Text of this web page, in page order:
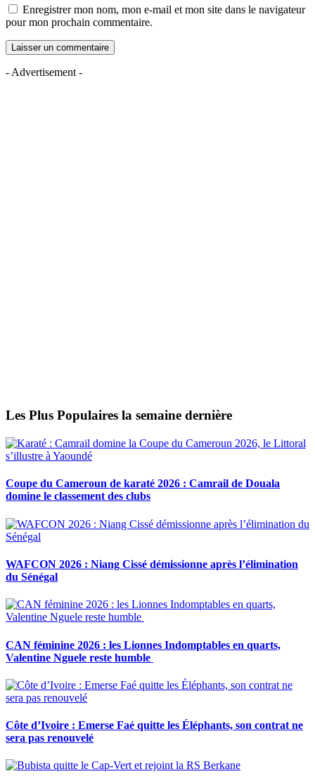
Enregistrer mon nom, mon e-mail et mon site dans le navigateur
pour mon prochain commentaire.
- Advertisement -
Les Plus Populaires la semaine dernière
Coupe du Cameroun de karaté 2026 : Camrail de Douala
domine le classement des clubs
WAFCON 2026 : Niang Cissé démissionne après l’élimination
du Sénégal
CAN féminine 2026 : les Lionnes Indomptables en quarts,
Valentine Nguele reste humble
Côte d’Ivoire : Emerse Faé quitte les Éléphants, son contrat ne
sera pas renouvelé